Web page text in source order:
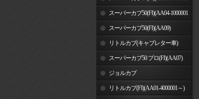
～) スーパーカブ50(FI)(AA04-1000001
～) スーパーカブ50(FI)(AA09)
リトルカブ(キャブレター車)
スーパーカブ50 プロ(FI)(AA07)
ジョルカブ
リトルカブ(FI)(AA01-4000001～)